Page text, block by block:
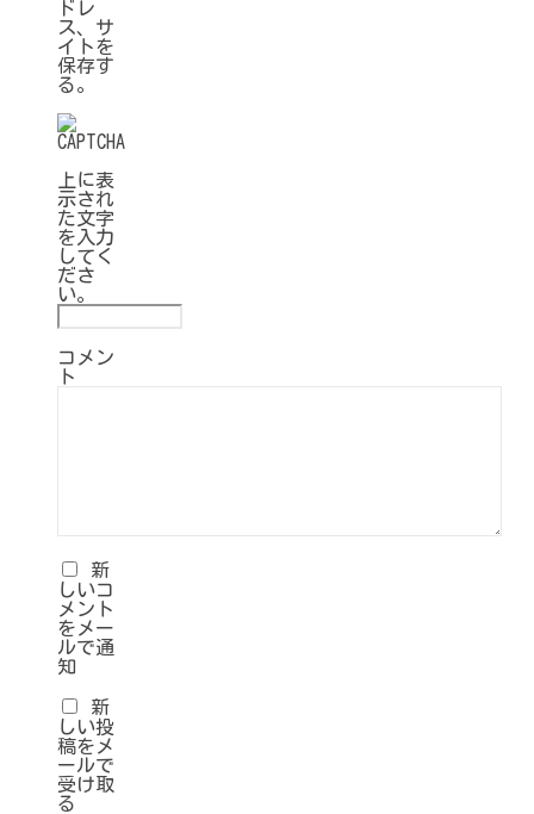
ドレ
ス、サ
イトを
保存す
る。
上に表
示され
た文字
を入力
してく
ださ
い。
コメン
ト
新
しいコ
メント
をメー
ルで通
知
新
しい投
稿をメ
ールで
受け取
る